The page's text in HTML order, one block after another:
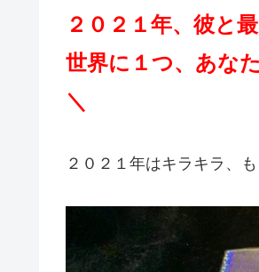
２０２１年、彼と
世界に１つ、あな
＼
２０２１年はキラキラ、